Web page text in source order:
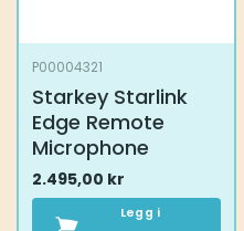
P00004321
Starkey Starlink
Edge Remote
Microphone
2.495,00 kr
Legg i